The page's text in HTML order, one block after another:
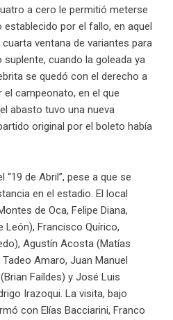
a cero le permitió meterse
establecido por el fallo, en aquel
ventana de variantes para
cuando la goleada ya
se quedó con el derecho a
campeonato, en el que
abasto tuvo una nueva
original por el boleto había
de Abril”, pese a que se
en el estadio. El local
de Oca, Felipe Diana,
León), Francisco Quírico,
Agustín Acosta (Matías
Amaro, Juan Manuel
Faíldes) y José Luis
Irazoqui. La visita, bajo
con Elías Bacciarini, Franco